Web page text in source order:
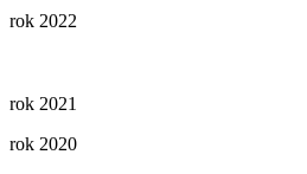
rok 2022
rok 2021
rok 2020